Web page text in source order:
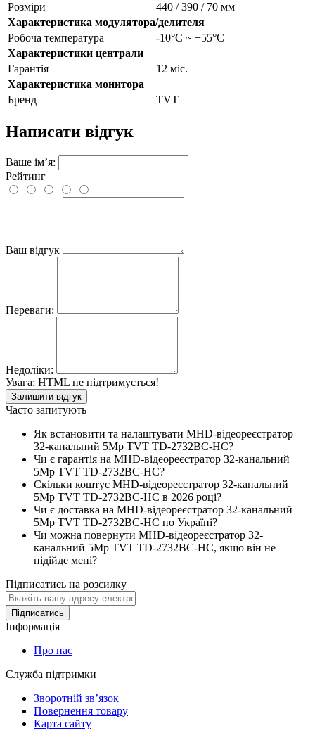
Розміри
440 / 390 / 70 мм
Характеристика модулятора/делителя
Робоча температура
-10°C ~ +55°C
Характеристики централи
Гарантія
12 міс.
Характеристика монитора
Бренд
TVT
Написати відгук
Ваше ім’я:
Рейтинг
Ваш відгук
Переваги:
Недоліки:
Увага: HTML не підтримується!
Залишити відгук
Часто запитують
Як встановити та налаштувати MHD-відеореєстратор
32-канальний 5Mp TVT TD-2732BC-HC?
Чи є гарантія на MHD-відеореєстратор 32-канальний
5Mp TVT TD-2732BC-HC?
Скільки коштує MHD-відеореєстратор 32-канальний
5Mp TVT TD-2732BC-HC в 2026 році?
Чи є доставка на MHD-відеореєстратор 32-канальний
5Mp TVT TD-2732BC-HC по Україні?
Чи можна повернути MHD-відеореєстратор 32-
канальний 5Mp TVT TD-2732BC-HC, якщо він не
підійде мені?
Підписатись на розсилку
Підписатись
Інформація
Про нас
Служба підтримки
Зворотній зв’язок
Повернення товару
Карта сайту